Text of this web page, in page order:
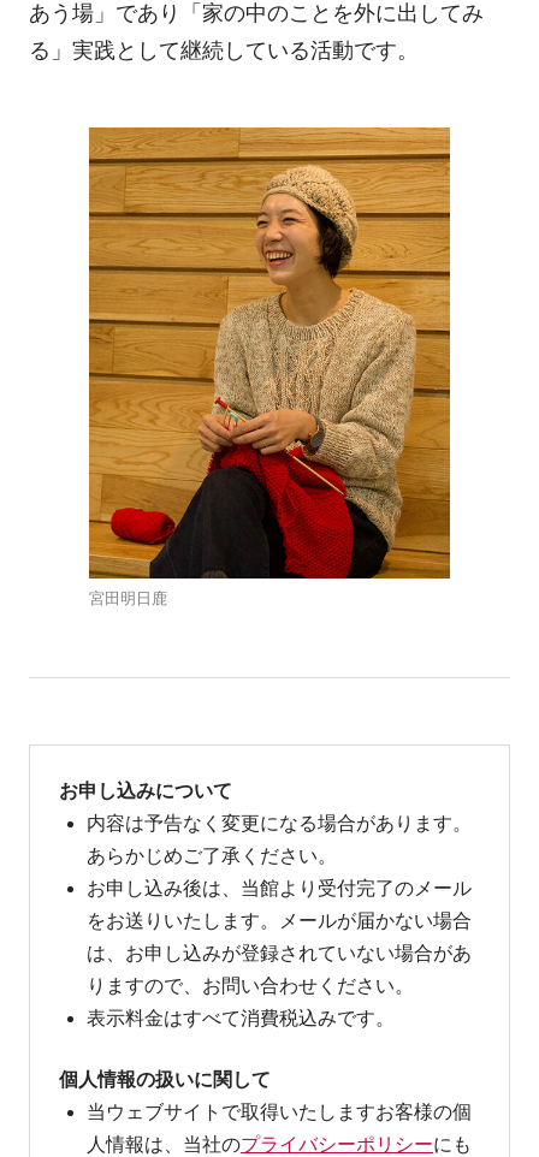
あう場」であり「家の中のことを外に出してみ
る」実践として継続している活動です。
宮田明日鹿
お申し込みについて
内容は予告なく変更になる場合があります。
あらかじめご了承ください。
お申し込み後は、当館より受付完了のメール
をお送りいたします。メールが届かない場合
は、お申し込みが登録されていない場合があ
りますので、お問い合わせください。
表示料金はすべて消費税込みです。
個人情報の扱いに関して
当ウェブサイトで取得いたしますお客様の個
人情報は、当社のプライバシーポリシーにも